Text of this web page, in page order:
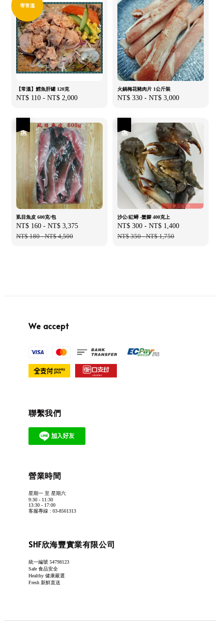
寄常溫
【常溫】鱈魚肝罐 120克
Regular
NT$ 110 - NT$ 2,000
火鍋梅花豬肉片 1公斤裝
Regular
NT$ 330 - NT$ 3,000
虱目魚皮 600克/包
Sale
price
NT$ 160 - NT$ 3,375
NT$ 180-NT$ 4,500
沙公/紅蟳 -蟹腳 400克上
Sale
price
NT$ 300 - NT$ 1,400
NT$ 350-NT$ 1,750
We accept
聯繫我們
營業時間
星期一 至 星期六
9:30 - 11:30
13:30 - 17:00
客服專線 : 03-8561313
SHF欣海豐實業有限公司
統一編號 54798123
Safe 食品安全
Healthy 健康嚴選
Fresh 新鮮直送